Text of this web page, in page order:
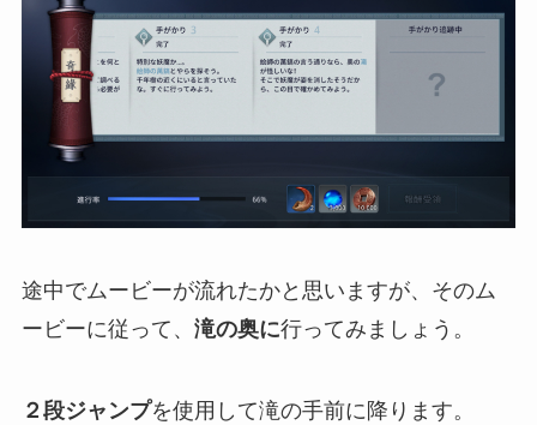
途中でムービーが流れたかと思いますが、そのム
ービーに従って、 滝の奥に行ってみましょう。
２段ジャンプを使用して滝の手前に降ります。